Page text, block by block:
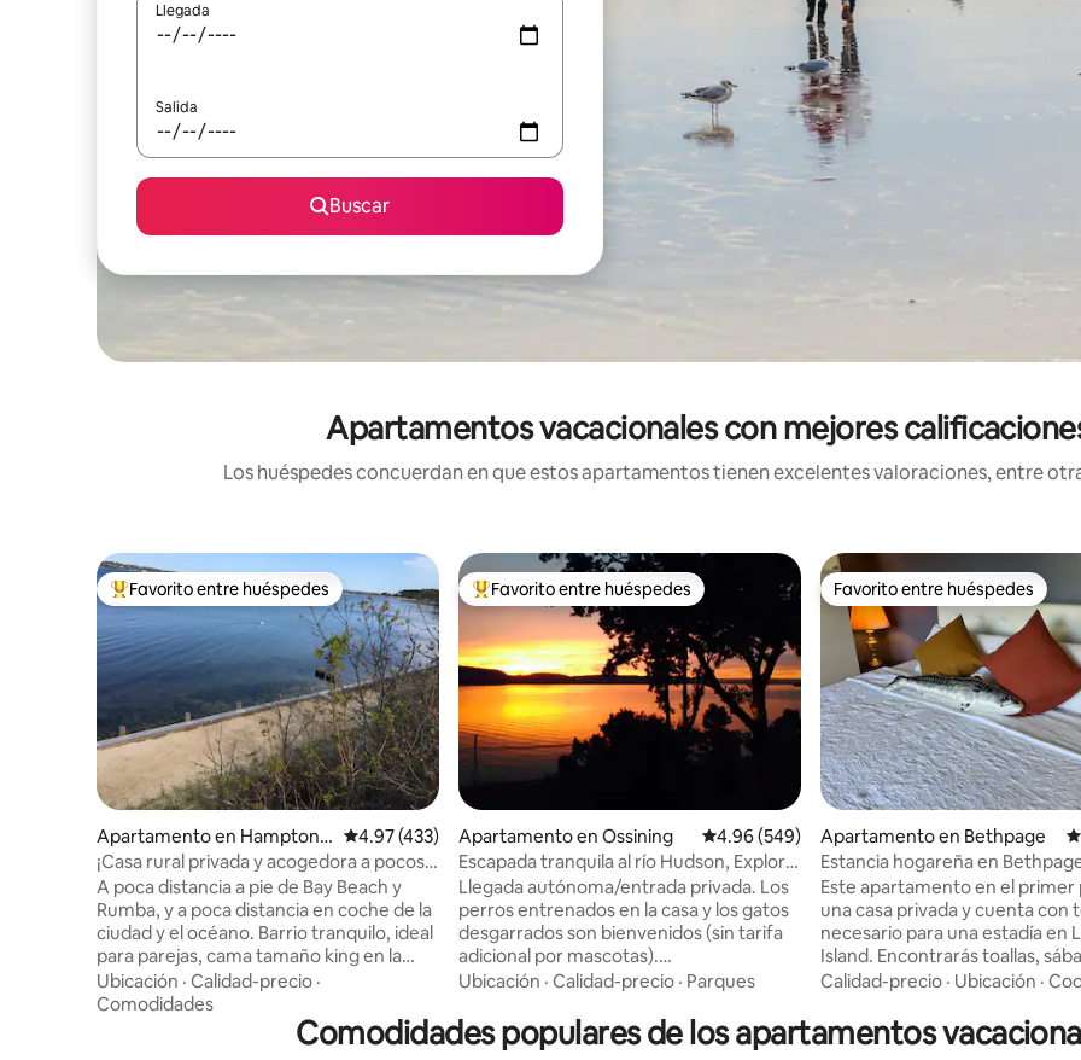
Llegada
Salida
Buscar
Apartamentos vacacionales con mejores
Los huéspedes concuerdan en que estos apartamentos tienen excelentes valoraciones, entre
Favorito entre huéspedes preferido
Favorito entre huéspedes
Apartamento en Hampton B
ays
Calificación promedio: 4.97 de 5, 433 reseñas
4.97 (433)
¡Casa rural privada y acogedora a pocos
pasos de la playa!
A poca distancia a pie de Bay Beach y
Rumba, y a poca distancia en coche de la
ciudad y el océano. Barrio tranquilo, ideal
para parejas, cama tamaño king en la
planta superior, escalera un poco
empinada, por lo que puede no ser
adecuado para personas con problemas
Ubicación · Calidad-precio ·
Comodidades
Favorito entre huéspedes preferido
Favorito entre huéspedes
Apartamento en Ossining Calificación promedio: 4.96 de 5, 549 reseñas
4.96 (549)
Escapada tranquila al río Hudson, Explora
desde aquí
Llegada autónoma/entrada privada. Los
perros entrenados en la casa y los gatos
desgarrados son bienvenidos (sin tarifa
adicional por mascotas).
Estacionamiento en la entrada para dos
el río Hudson. Tren a Nueva York
(Estación Scarborough) a 10 minutos
Ubicación · Calidad-precio · Parques
Favorito entre huéspedes
Favorito entre huéspedes
Apartamento en Bethpage
Estancia hogareña en
Este apartamento en el primer
una casa privada y cuenta con
necesario para una estadía en
Island. Encontrarás toallas, sábanas, una
cocina completa con platos y
congelador y una nevera de
completo. El horno es eléctrico
Calidad-precio · Ubicación ·
Comodidades populares de los apartamentos